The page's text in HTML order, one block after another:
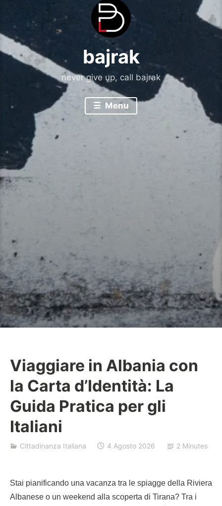
bajrak
never give up, call bajrak
Menu
Viaggiare in Albania con
la Carta d’Identità: La
Guida Pratica per gli
Italiani
r
a
k
Cittadinanza Italiana
4 Agosto 2026 2 Minutes
Stai pianificando una vacanza tra le spiagge della Riviera
Albanese o un weekend alla scoperta di Tirana? Tra i